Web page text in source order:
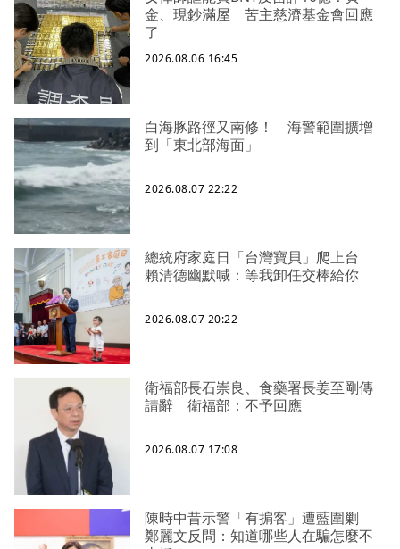
金、現鈔滿屋 苦主慈濟基金會回應
了
2026.08.06 16:45
白海豚路徑又南修！ 海警範圍擴增
到「東北部海面」
2026.08.07 22:22
總統府家庭日「台灣寶貝」爬上台
賴清德幽默喊：等我卸任交棒給你
2026.08.07 20:22
衛福部長石崇良、食藥署長姜至剛傳
請辭 衛福部：不予回應
2026.08.07 17:08
陳時中昔示警「有掮客」遭藍圍剿
鄭麗文反問：知道哪些人在騙怎麼不